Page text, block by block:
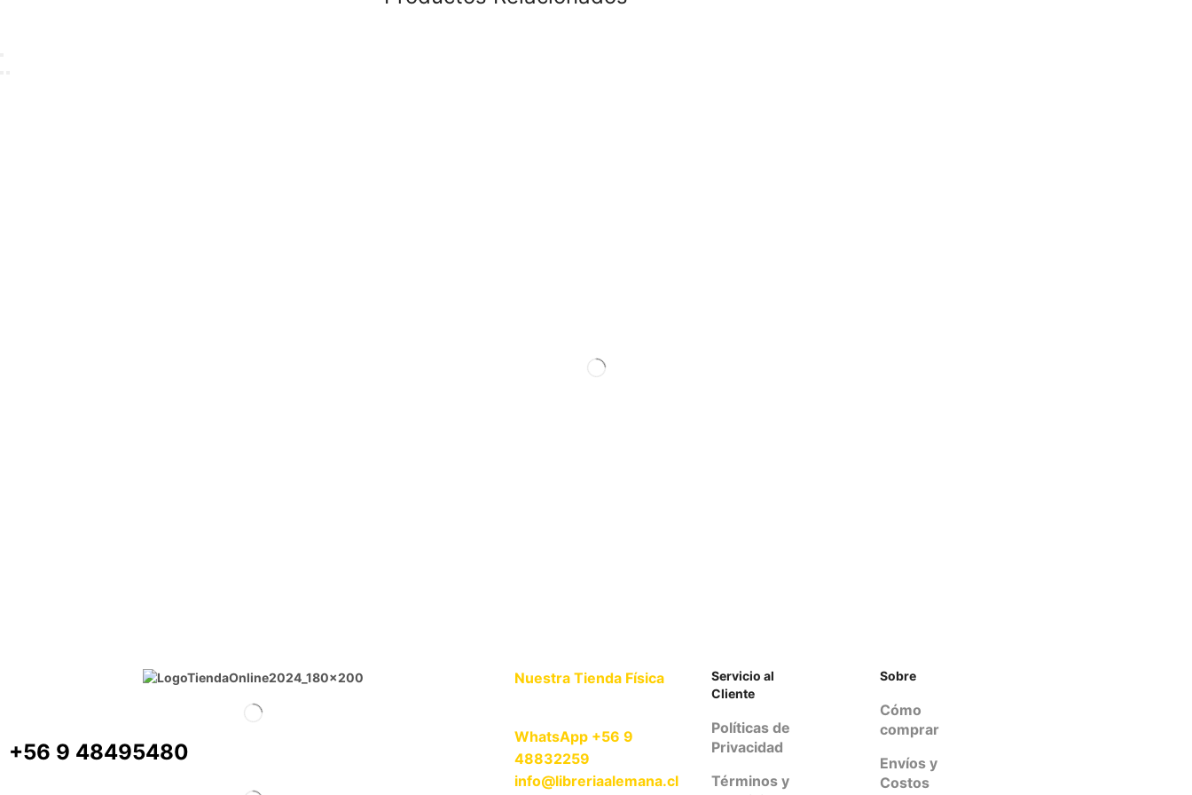
+56 9 48495480
Nuestra Tienda Física
WhatsApp +56 9
48832259
info@libreriaalemana.cl
Servicio al
Cliente
Políticas de
Privacidad
Términos y
Sobre
Cómo
comprar
Envíos y
Costos